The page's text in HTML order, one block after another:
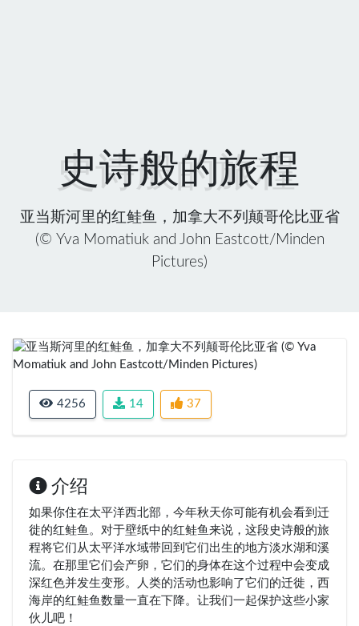
史诗般的旅程
亚当斯河里的红鲑鱼，加拿大不列颠哥伦比亚省
(© Yva Momatiuk and John Eastcott/Minden
Pictures)
Previous
4256 14 37
介绍
如果你住在太平洋西北部，今年秋天你可能有机会看到迁
徙的红鲑鱼。对于壁纸中的红鲑鱼来说，这段史诗般的旅
程将它们从太平洋水域带回到它们出生的地方淡水湖和溪
流。在那里它们会产卵，它们的身体在这个过程中会变成
深红色并发生变形。人类的活动也影响了它们的迁徙，西
海岸的红鲑鱼数量一直在下降。让我们一起保护这些小家
伙儿吧！